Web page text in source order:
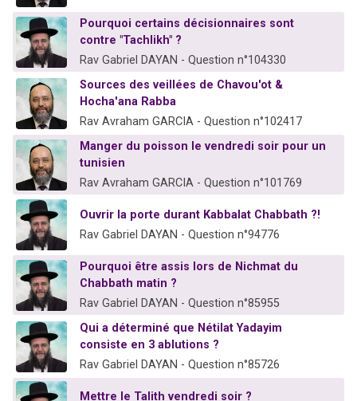
Pourquoi certains décisionnaires sont
contre "Tachlikh" ?
Rav Gabriel DAYAN - Question n°104330
Sources des veillées de Chavou'ot &
Hocha'ana Rabba
Rav Avraham GARCIA - Question n°102417
Manger du poisson le vendredi soir pour un
tunisien
Rav Avraham GARCIA - Question n°101769
Ouvrir la porte durant Kabbalat Chabbath ?!
Rav Gabriel DAYAN - Question n°94776
Pourquoi être assis lors de Nichmat du
Chabbath matin ?
Rav Gabriel DAYAN - Question n°85955
Qui a déterminé que Nétilat Yadayim
consiste en 3 ablutions ?
Rav Gabriel DAYAN - Question n°85726
Mettre le Talith vendredi soir ?